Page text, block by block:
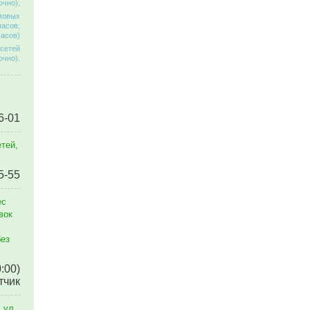
01
55